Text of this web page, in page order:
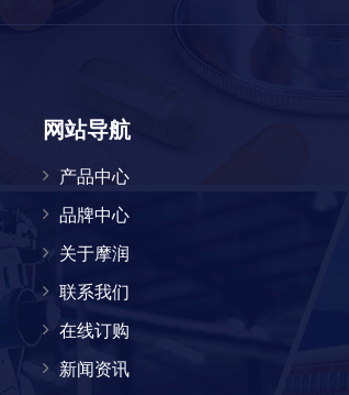
网站导航
产品中心
品牌中心
关于摩润
联系我们
在线订购
新闻资讯